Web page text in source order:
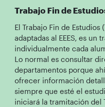
Trabajo Fin de
El Trabajo Fin de Estudios
adaptadas al EEES, es un
individualmente cada
Lo normal es consultar
departamentos porque
ofrecer información
siempre que esté el
iniciará la tramitación del